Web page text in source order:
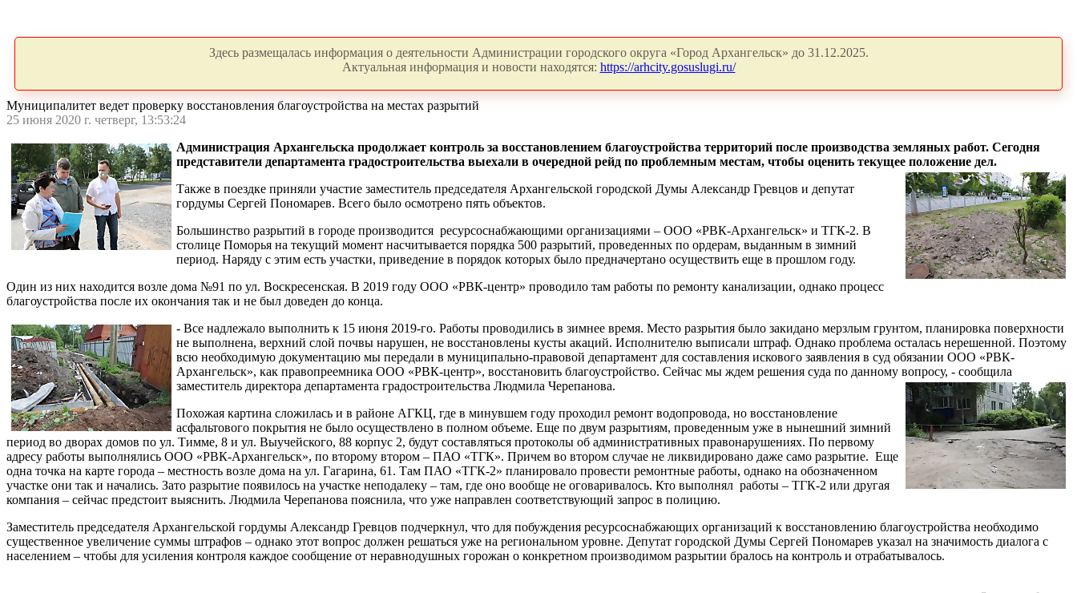
Здесь размещалась информация о деятельности Администрации городского округа «Город Архангельск» до 31.12.2025.
Актуальная информация и новости находятся: https://arhcity.gosuslugi.ru/
Муниципалитет ведет проверку восстановления благоустройства на местах разрытий
25 июня 2020 г. четверг, 13:53:24
Администрация Архангельска продолжает контроль за восстановлением благоустройства территорий после производства земляных работ. Сегодня
представители департамента градостроительства выехали в очередной рейд по проблемным местам, чтобы оценить текущее положение дел.
Также в поездке приняли участие заместитель председателя Архангельской городской Думы Александр Гревцов и депутат
гордумы Сергей Пономарев. Всего было осмотрено пять объектов.
Большинство разрытий в городе производится ресурсоснабжающими организациями – ООО «РВК-Архангельск» и ТГК-2. В
столице Поморья на текущий момент насчитывается порядка 500 разрытий, проведенных по ордерам, выданным в зимний
период. Наряду с этим есть участки, приведение в порядок которых было предначертано осуществить еще в прошлом году.
Один из них находится возле дома №91 по ул. Воскресенская. В 2019 году ООО «РВК-центр» проводило там работы по ремонту канализации, однако процесс
благоустройства после их окончания так и не был доведен до конца.
- Все надлежало выполнить к 15 июня 2019-го. Работы проводились в зимнее время. Место разрытия было закидано мерзлым грунтом, планировка поверхности
не выполнена, верхний слой почвы нарушен, не восстановлены кусты акаций. Исполнителю выписали штраф. Однако проблема осталась нерешенной. Поэтому
всю необходимую документацию мы передали в муниципально-правовой департамент для составления искового заявления в суд обязании ООО «РВК-
Архангельск», как правопреемника ООО «РВК-центр», восстановить благоустройство. Сейчас мы ждем решения суда по данному вопросу, - сообщила
заместитель директора департамента градостроительства Людмила Черепанова.
Похожая картина сложилась и в районе АГКЦ, где в минувшем году проходил ремонт водопровода, но восстановление
асфальтового покрытия не было осуществлено в полном объеме. Еще по двум разрытиям, проведенным уже в нынешний зимний
период во дворах домов по ул. Тимме, 8 и ул. Выучейского, 88 корпус 2, будут составляться протоколы об административных правонарушениях. По первому
адресу работы выполнялись ООО «РВК-Архангельск», по второму втором – ПАО «ТГК». Причем во втором случае не ликвидировано даже само разрытие. Еще
одна точка на карте города – местность возле дома на ул. Гагарина, 61. Там ПАО «ТГК-2» планировало провести ремонтные работы, однако на обозначенном
участке они так и начались. Зато разрытие появилось на участке неподалеку – там, где оно вообще не оговаривалось. Кто выполнял работы – ТГК-2 или другая
компания – сейчас предстоит выяснить. Людмила Черепанова пояснила, что уже направлен соответствующий запрос в полицию.
Заместитель председателя Архангельской гордумы Александр Гревцов подчеркнул, что для побуждения ресурсоснабжающих организаций к восстановлению благоустройства необходимо
существенное увеличение суммы штрафов – однако этот вопрос должен решаться уже на региональном уровне. Депутат городской Думы Сергей Пономарев указал на значимость диалога с
населением – чтобы для усиления контроля каждое сообщение от неравнодушных горожан о конкретном производимом разрытии бралось на контроль и отрабатывалось.